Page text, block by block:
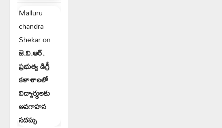
Malluru
chandra
Shekaron
జె.వి.ఆర్.
ప్రభుత్వ డిగ్రీ
కళాశాలలో
విద్యార్థులకు
అవగాహన
సదస్సు